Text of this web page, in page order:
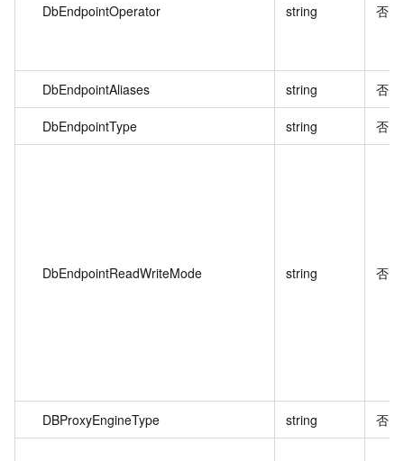
DbEndpointOperator string 否
DbEndpointAliases string 否
DbEndpointType string 否
DbEndpointReadWriteMode string 否
DBProxyEngineType string 否